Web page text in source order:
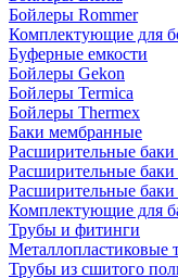
Бойлеры Rommer
Комплектующие для
Буферные емкости
Бойлеры Gekon
Бойлеры Termica
Бойлеры Thermex
Баки мембранные
Расширительные
Расширительные
Расширительные
Комплектующие для
Трубы и фитинги
Металлопластиковые
Трубы из сшитого